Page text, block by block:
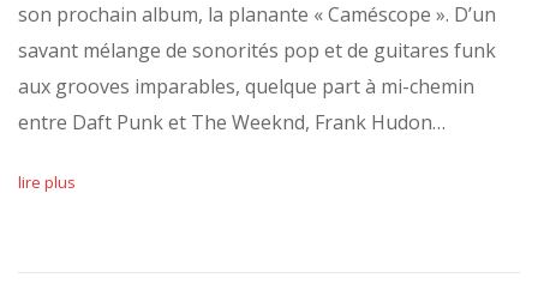
son prochain album, la planante « Caméscope ». D’un
savant mélange de sonorités pop et de guitares funk
aux grooves imparables, quelque part à mi-chemin
entre Daft Punk et The Weeknd, Frank Hudon…
lire plus